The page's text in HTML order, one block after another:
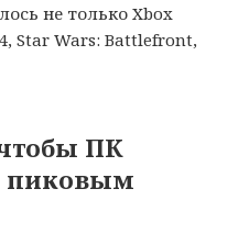
не только Xbox
Star Wars: Battlefront,
ПК
пиковым